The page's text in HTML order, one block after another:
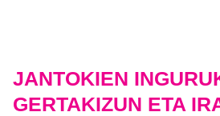
JANTOKIEN
GERTAKIZUN ETA